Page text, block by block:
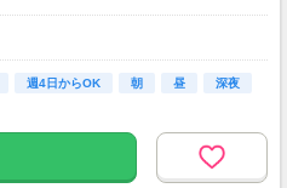
週4日からOK 朝 昼
深夜